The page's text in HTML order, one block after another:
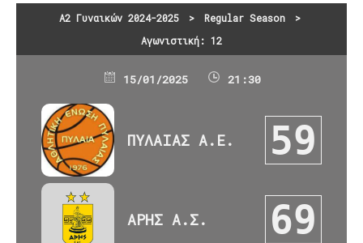
main
Α2 Γυναικών 2024-2025 > Regular Season
>
Αγωνιστική: 12
15/01/2025 21:30
ΠΥΛΑΙΑΣ Α.Ε. 59
ΑΡΗΣ Α.Σ. 69